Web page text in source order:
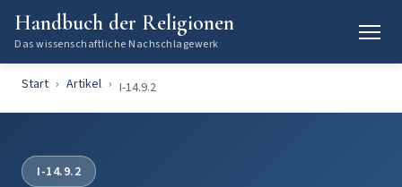
Handbuch der Religionen
Das wissenschaftliche Nachschlagewerk
Start Artikel I-14.9.2
I-14.9.2